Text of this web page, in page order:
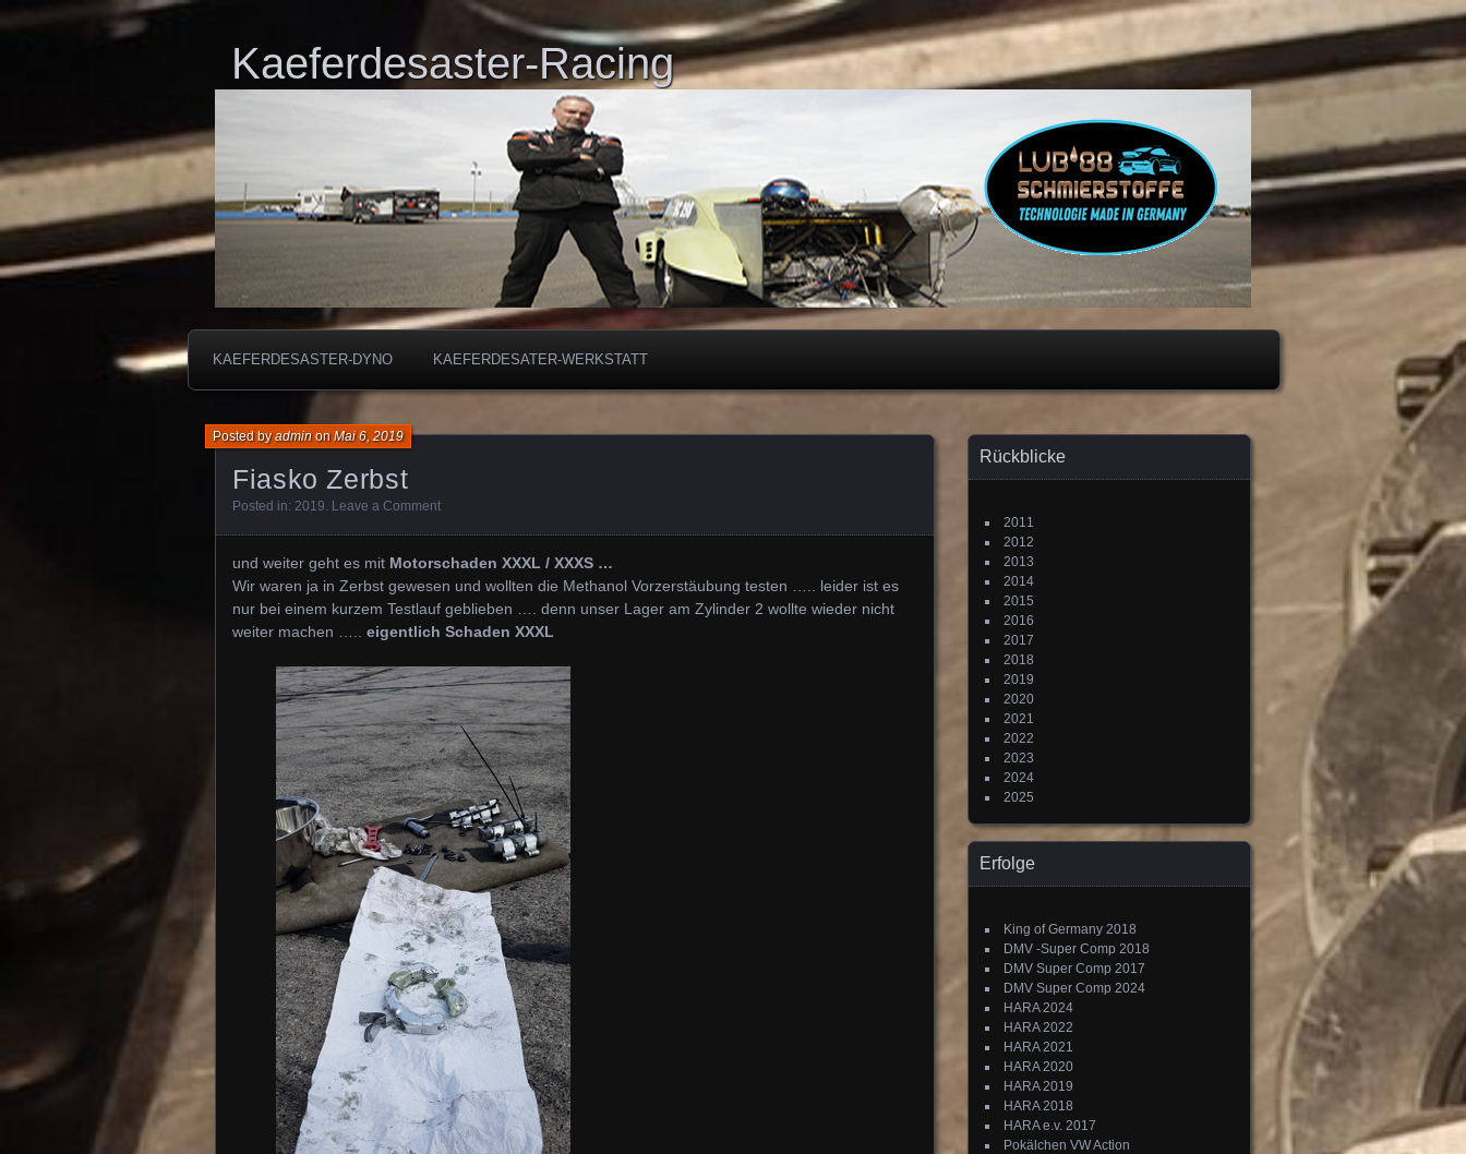
Kaeferdesaster-Racing
KAEFERDESASTER-DYNO KAEFERDESATER-WERKSTATT
Fiasko Zerbst
Posted byadminonMai 6, 2019
Posted in: 2019. Leave a Comment
und weiter geht es mit Motorschaden XXXL / XXXS …
Wir waren ja in Zerbst gewesen und wollten die Methanol Vorzerstäubung testen ….. leider ist es
nur bei einem kurzem Testlauf geblieben …. denn unser Lager am Zylinder 2 wollte wieder nicht
weiter machen ….. eigentlich Schaden XXXL
Rückblicke
2011
2012
2013
2014
2015
2016
2017
2018
2019
2020
2021
2022
2023
2024
2025
Erfolge
King of Germany 2018
DMV -Super Comp 2018
DMV Super Comp 2017
DMV Super Comp 2024
HARA 2024
HARA 2022
HARA 2021
HARA 2020
HARA 2019
HARA 2018
HARA e.v. 2017
Pokälchen VW Action